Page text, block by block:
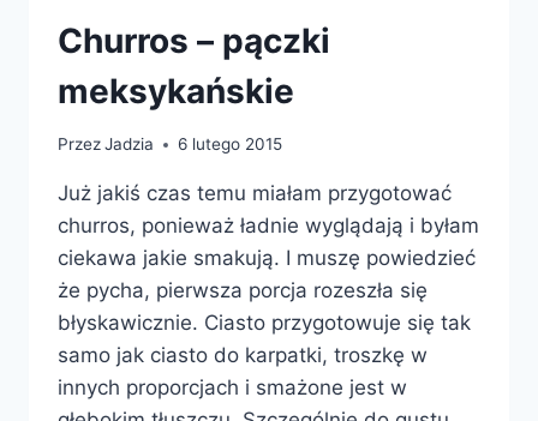
Churros – pączki
meksykańskie
PrzezJadzia 6 lutego 2015
Już jakiś czas temu miałam przygotować
churros, ponieważ ładnie wyglądają i byłam
ciekawa jakie smakują. I muszę powiedzieć
że pycha, pierwsza porcja rozeszła się
błyskawicznie. Ciasto przygotowuje się tak
samo jak ciasto do karpatki, troszkę w
innych proporcjach i smażone jest w